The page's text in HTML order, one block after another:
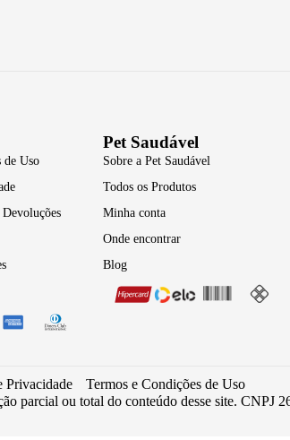
de Uso
Pet Saudável
Sobre a Pet Saudável
Todos os Produtos
Minha conta
Onde encontrar
Blog
Privacidade
Termos e Condições de Uso
parcial ou total do conteúdo desse site. CNPJ